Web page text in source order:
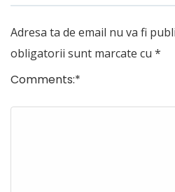
Adresa ta de email nu va fi
obligatorii sunt marcate cu *
Comments:*